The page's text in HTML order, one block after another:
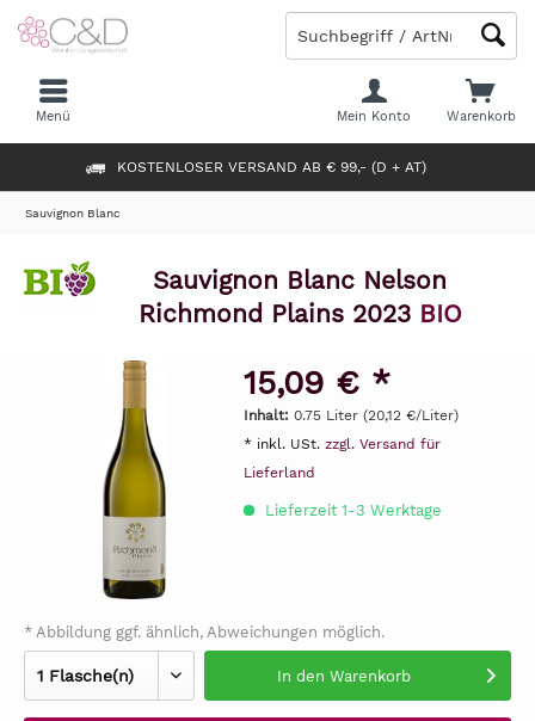
KOSTENLOSER VERSAND AB € 99,- (D + AT)
Warenkorb
Mein Konto
Menü
Sauvignon Blanc
Sauvignon Blanc Nelson
Richmond Plains 2023 BIO
15,09 € *
Inhalt: 0.75 Liter (20,12 €/Liter)
* inkl. USt. zzgl. Versand für
Lieferland
Lieferzeit 1-3 Werktage
* Abbildung ggf. ähnlich, Abweichungen möglich.
In den Warenkorb